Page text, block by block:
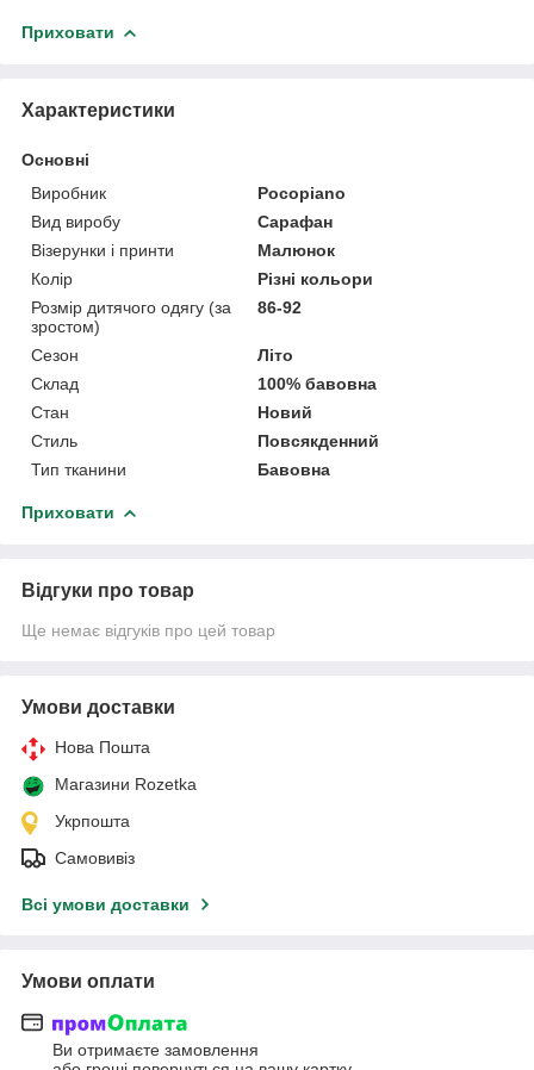
Приховати
Характеристики
Основні
Виробник
Pocopiano
Вид виробу
Сарафан
Візерунки і принти
Малюнок
Колір
Різні кольори
Розмір дитячого одягу (за
зростом)
86-92
Сезон
Літо
Склад
100% бавовна
Стан
Новий
Стиль
Повсякденний
Тип тканини
Бавовна
Приховати
Відгуки про товар
Ще немає відгуків про цей товар
Умови доставки
Нова Пошта
Магазини Rozetka
Укрпошта
Самовивіз
Всі умови доставки
Умови оплати
Ви отримаєте замовлення